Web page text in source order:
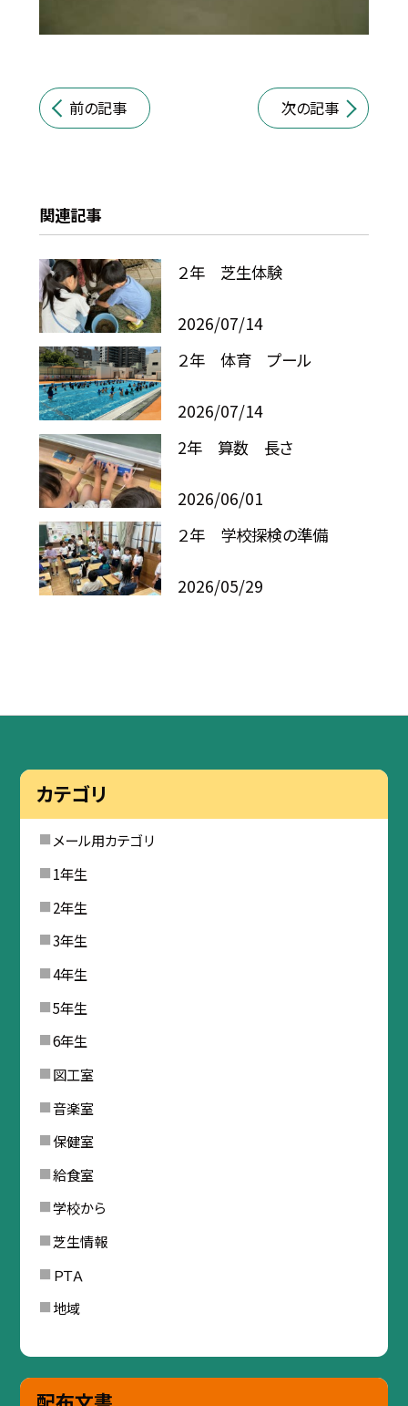
前の記事 次の記事
関連記事
２年 芝生体験
2026/07/14
２年 体育 プール
2026/07/14
2年 算数 長さ
2026/06/01
２年 学校探検の準備
2026/05/29
カテゴリ
メール用カテゴリ
1年生
2年生
3年生
4年生
5年生
6年生
図工室
音楽室
保健室
給食室
学校から
芝生情報
ＰＴＡ
地域